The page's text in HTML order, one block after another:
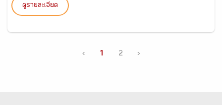
ดูรายละเอียด
‹ 1 2 ›